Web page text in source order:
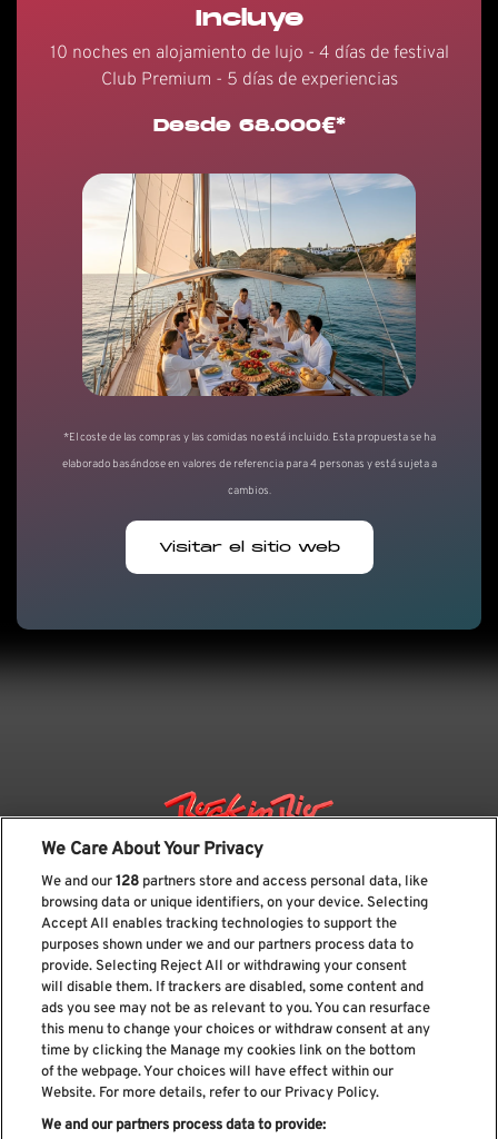
Incluye
10 noches en alojamiento de lujo - 4 días de festival
Club Premium - 5 días de experiencias
Desde 68.000€*
*El coste de las compras y las comidas no está incluido. Esta propuesta se ha
elaborado basándose en valores de referencia para 4 personas y está sujeta a
cambios.
Visitar el sitio web
Suscríbase a nuestro boletín
He leído y acepto el Política de privacidad
We Care About Your Privacy
We and our128 partners store and access personal data, like
browsing data or unique identifiers, on your device. Selecting
Accept All enables tracking technologies to support the
purposes shown under we and our partners process data to
provide. Selecting Reject All or withdrawing your consent
will disable them. If trackers are disabled, some content and
ads you see may not be as relevant to you. You can resurface
this menu to change your choices or withdraw consent at any
time by clicking the Manage my cookies link on the bottom
of the webpage. Your choices will have effect within our
Website. For more details, refer to our Privacy Policy.
We and our partners process data to provide: